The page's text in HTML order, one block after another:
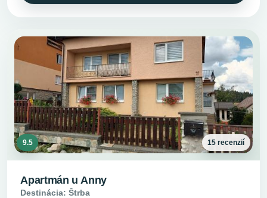
9.5 15 recenzií
Apartmán u Anny
Destinácia: Štrba